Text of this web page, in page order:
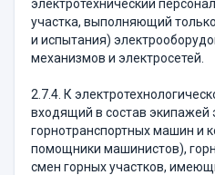
электротехнический
участка, выполняющий
и испытания)
механизмов и электросетей.
2.7.4. К
входящий в состав
горнотранспортных машин и
помощники машинистов),
смен горных участков,